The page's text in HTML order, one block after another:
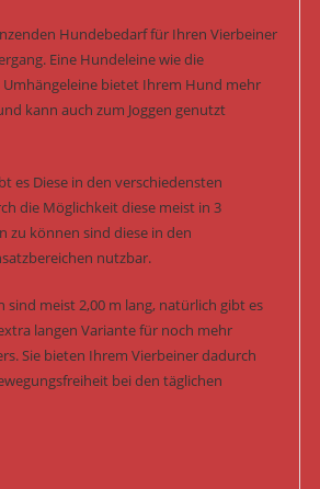
Hundebedarf für Ihren Vierbeiner
Eine Hundeleine wie die
Umhängeleine bietet Ihrem Hund mehr
kann auch zum Joggen genutzt
es Diese in den verschiedensten
die Möglichkeit diese meist in 3
zu können sind diese in den
nutzbar.
sind meist 2,00 m lang, natürlich gibt es
langen Variante für noch mehr
Sie bieten Ihrem Vierbeiner dadurch
bei den täglichen